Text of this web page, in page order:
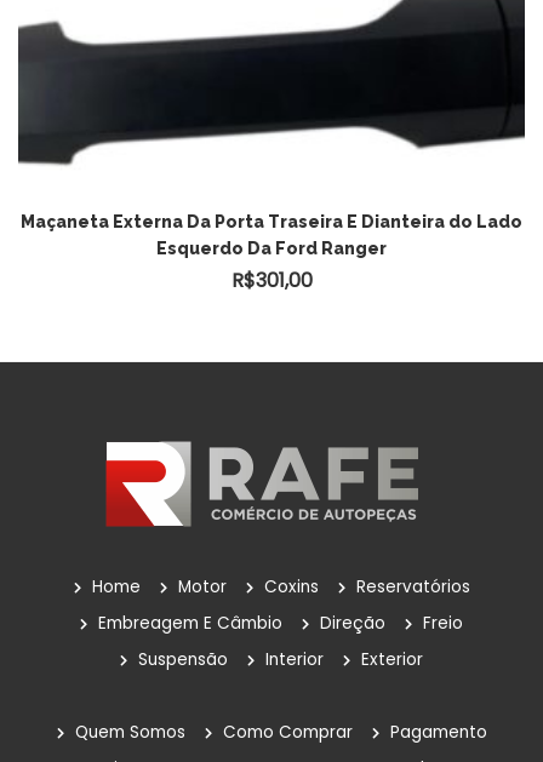
Maçaneta Externa Da Porta Traseira E Dianteira do Lado
Esquerdo Da Ford Ranger
R$301,00
Home Motor Coxins
Reservatórios
Embreagem E Câmbio
Direção
Freio
Suspensão
Interior Exterior
Quem Somos Como Comprar
Pagamento